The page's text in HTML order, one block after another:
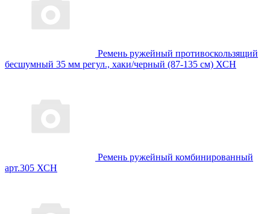
Ремень ружейный противоскользящий
бесшумный 35 мм регул., хаки/черный (87-135 см) ХСН
Ремень ружейный комбинированный
арт.305 ХСН